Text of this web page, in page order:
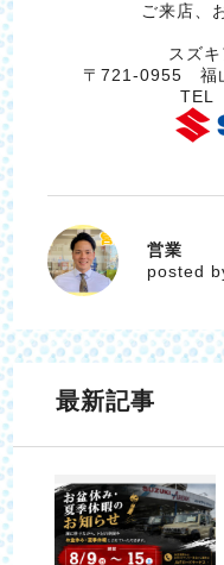
ご来店、
スズ
〒721-0955 福
TEL
おがた
営業
posted
最新記事